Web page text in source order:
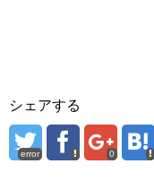
シェアする
error 0